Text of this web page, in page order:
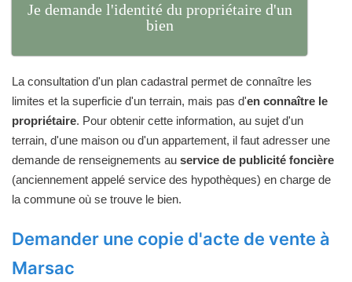
Je demande l'identité du propriétaire d'un
bien
La consultation d'un plan cadastral permet de connaître les
limites et la superficie d'un terrain, mais pas d'en connaître le
propriétaire. Pour obtenir cette information, au sujet d'un
terrain, d'une maison ou d'un appartement, il faut adresser une
demande de renseignements au service de publicité foncière
(anciennement appelé service des hypothèques) en charge de
la commune où se trouve le bien.
Demander une copie d'acte de vente à
Marsac